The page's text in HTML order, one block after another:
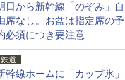
日から新幹線「のぞみ」自
席なし。お盆は指定席の予
必須につき要注意
鉄道
幹線ホームに「カップ氷」